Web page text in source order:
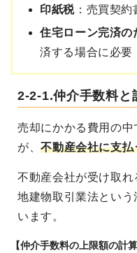
印紙税：売買契約
住宅ローン完済の
済する場合に必要
2-2-1.仲介手数料と
売却にかかる費用の
が、不動産会社に支
不動産会社が受け取れ
地建物取引業法とい
います。
【仲介手数料の上限額の計算